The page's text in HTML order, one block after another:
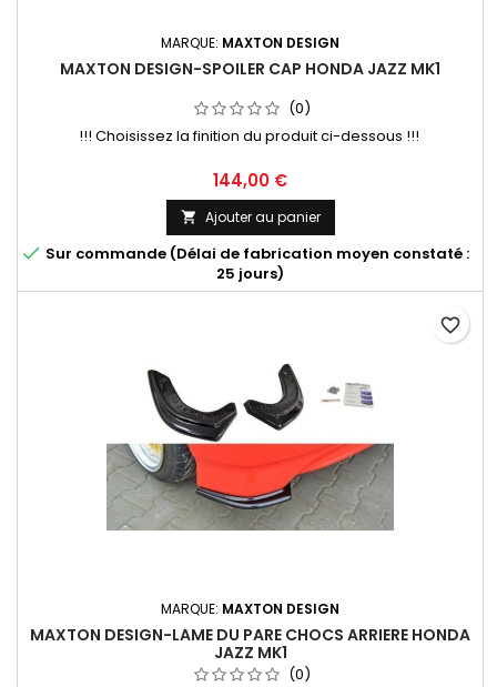
MARQUE: MAXTON DESIGN
MAXTON DESIGN-SPOILER CAP HONDA JAZZ MK1
(0)
!!! Choisissez la finition du produit ci-dessous !!!
Prix
144,00 €
 Ajouter au panier
 Sur commande (Délai de fabrication moyen constaté :
25 jours)
MARQUE: MAXTON DESIGN
MAXTON DESIGN-LAME DU PARE CHOCS ARRIERE HONDA
JAZZ MK1
(0)
favorite_border